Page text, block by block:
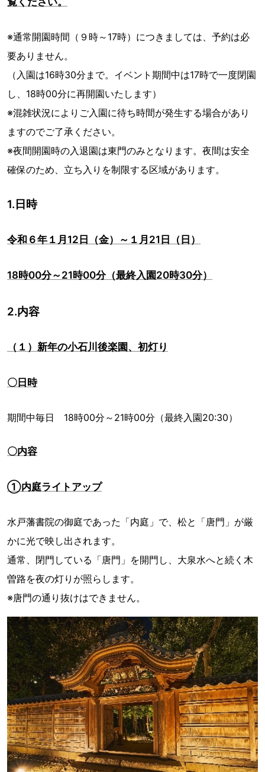
※通常開園時間（９時～17時）につきましては、予約は必
要ありません。
（入園は16時30分まで。イベント期間中は17時で一度閉園
し、18時00分に再開園いたします）
※混雑状況によりご入園に待ち時間が発生する場合があり
ますのでご了承ください。
※夜間開園時の入退園は東門のみとなります。夜間は安全
確保のため、立ち入りを制限する区域があります。
1.日時
令和６年１月12日（金）～１月21日（日）
18時00分～21時00分（最終入園20時30分）
2.内容
（１）新年の小石川後楽園、初灯り
〇日時
期間中毎日 18時00分～21時00分（最終入園20:30）
〇内容
①内庭ライトアップ
水戸藩書院の御庭であった「内庭」で、松と「唐門」が厳
かに光で映し出されます。
通常、閉門している「唐門」を開門し、大泉水へと続く木
曽路を夜の灯りが照らします。
※唐門の通り抜けはできません。